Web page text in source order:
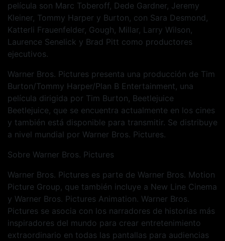
película son Marc Toberoff, Dede Gardner, Jeremy
Kleiner, Tommy Harper y Burton, con Sara Desmond,
Katterli Frauenfelder, Gough, Millar, Larry Wilson,
Laurence Senelick y Brad Pitt como productores
ejecutivos.
Warner Bros. Pictures presenta una producción de Tim
Burton/Tommy Harper/Plan B Entertainment, una
película dirigida por Tim Burton, Beetlejuice
Beetlejuice, que se encuentra actualmente en los cines
y también está disponible para transmitir. Se distribuye
a nivel mundial por Warner Bros. Pictures.
Sobre Warner Bros. Pictures
Warner Bros. Pictures es parte de Warner Bros. Motion
Picture Group, que también incluye a New Line Cinema
y Warner Bros. Pictures Animation. Warner Bros.
Pictures se asocia con los narradores de historias más
inspiradores del mundo para crear entretenimiento
extraordinario en todas las pantallas para audiencias